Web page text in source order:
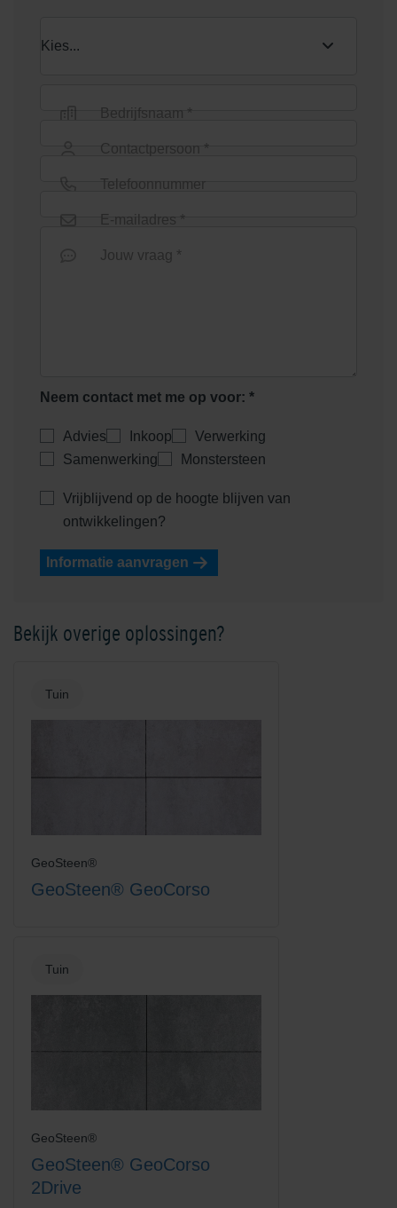
Bedrijfsnaam *
Contactpersoon *
Telefoonnummer
E-mailadres *
Jouw vraag *
Neem contact met me op voor: *
Advies Inkoop
Verwerking
Samenwerking
Monstersteen
Vrijblijvend op de hoogte blijven van
ontwikkelingen?
Informatie aanvragen
Bekijk overige oplossingen?
Tuin
GeoSteen®
GeoSteen® GeoCorso
Tuin
GeoSteen®
GeoSteen® GeoCorso
2Drive